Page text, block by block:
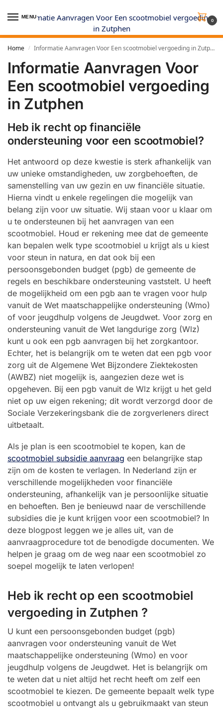
MENU
0
Home / Informatie Aanvragen Voor Een scootmobiel vergoeding in Zutphen
Informatie Aanvragen Voor
Een scootmobiel vergoeding
in Zutphen
Heb ik recht op financiële
ondersteuning voor een scootmobiel?
Het antwoord op deze kwestie is sterk afhankelijk van
uw unieke omstandigheden, uw zorgbehoeften, de
samenstelling van uw gezin en uw financiële situatie.
Hierna vindt u enkele regelingen die mogelijk van
belang zijn voor uw situatie. Wij staan voor u klaar om
u te ondersteunen bij het aanvragen van een
scootmobiel. Houd er rekening mee dat de gemeente
kan bepalen welk type scootmobiel u krijgt als u kiest
voor steun in natura, en dat ook bij een
persoonsgebonden budget (pgb) de gemeente de
regels en beschikbare ondersteuning vaststelt. U heeft
de mogelijkheid om een pgb aan te vragen voor hulp
vanuit de Wet maatschappelijke ondersteuning (Wmo)
of voor jeugdhulp volgens de Jeugdwet. Voor zorg en
ondersteuning vanuit de Wet langdurige zorg (Wlz)
kunt u ook een pgb aanvragen bij het zorgkantoor.
Echter, het is belangrijk om te weten dat een pgb voor
zorg uit de Algemene Wet Bijzondere Ziektekosten
(AWBZ) niet mogelijk is, aangezien deze wet is
opgeheven. Bij een pgb vanuit de Wlz krijgt u het geld
niet op uw eigen rekening; dit wordt verzorgd door de
Sociale Verzekeringsbank die de zorgverleners direct
uitbetaalt.
Als je plan is een scootmobiel te kopen, kan de
scootmobiel subsidie aanvraag een belangrijke stap
zijn om de kosten te verlagen. In Nederland zijn er
verschillende mogelijkheden voor financiële
ondersteuning, afhankelijk van je persoonlijke situatie
en behoeften. Ben je benieuwd naar de verschillende
subsidies die je kunt krijgen voor een scootmobiel? In
deze blogpost leggen we je alles uit, van de
aanvraagprocedure tot de benodigde documenten. We
helpen je graag om de weg naar een scootmobiel zo
soepel mogelijk te laten verlopen!
Heb ik recht op een scootmobiel
vergoeding in Zutphen ?
U kunt een persoonsgebonden budget (pgb)
aanvragen voor ondersteuning vanuit de Wet
maatschappelijke ondersteuning (Wmo) en voor
jeugdhulp volgens de Jeugdwet. Het is belangrijk om
te weten dat u niet altijd het recht heeft om zelf een
scootmobiel te kiezen. De gemeente bepaalt welk type
scootmobiel u ontvangt als u gebruikmaakt van steun